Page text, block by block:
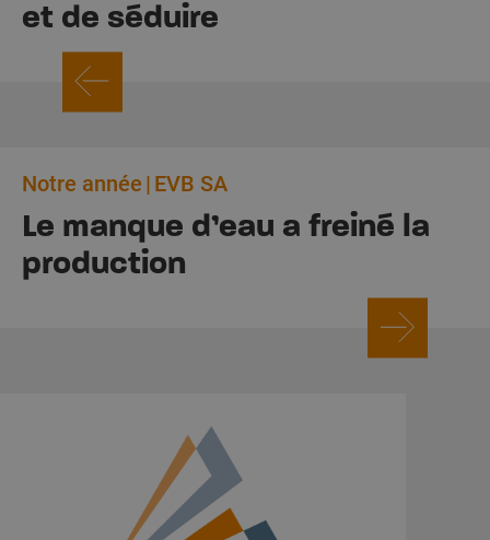
et de séduire
Notre année EVB SA
Le manque d’eau a freiné la
production